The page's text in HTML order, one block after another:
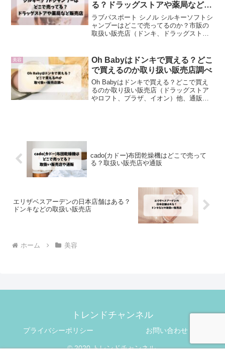
る？ドラッグストアや薬局など販
売店
ラブパスポート シノル シルキーソフトシ
ャンプーはどこで売ってるのか？市販の
取扱い販売店（ドンキ、ドラッグストア
美容
Oh Babyはドンキで買える？どこ
で買えるのか取り扱い販売店調べ
Oh Babyはドンキで買える？どこで買え
るのか取り扱い販売店（ドラッグストア
やロフト、プラザ、イオン）他、通販の
cado(カドー)布団乾燥機はどこで売って
る？取扱い販売店や通販
エリザベスアーデンの日本店舗はある？
ドンキなどの取扱い販売店
ホーム 美容
トレンドチャンネル
プライバシーポリシー お問い合わせ
© 2020 トレンドチャンネル.